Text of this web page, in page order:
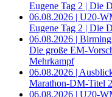
Eugene Tag 2 | Die
06.08.2026 | U20-
Eugene Tag 2 | Die
06.08.2026 |
Die große EM-
Mehrkampf
06.08.2026 |
Marathon-DM-Titel
06.08.2026 | U20-